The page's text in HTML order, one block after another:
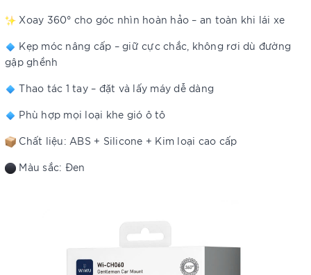
Xoay 360° cho góc nhìn hoàn hảo – an toàn khi lái xe
Kẹp móc nâng cấp – giữ cực chắc, không rơi dù đường
gập ghềnh
Thao tác 1 tay – đặt và lấy máy dễ dàng
Phù hợp mọi loại khe gió ô tô
Chất liệu: ABS + Silicone + Kim loại cao cấp
Màu sắc: Đen